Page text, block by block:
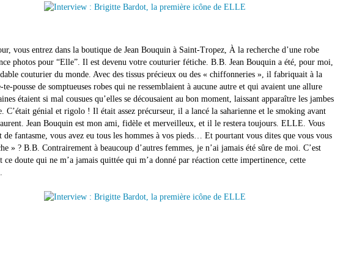
vous entrez dans la boutique de Jean Bouquin à Saint-Tropez, À la recherche d’une robe
photos pour “Elle”. Il est devenu votre couturier fétiche. B.B. Jean Bouquin a été, pour moi,
couturier du monde. Avec des tissus précieux ou des « chiffonneries », il fabriquait à la
pousse de somptueuses robes qui ne ressemblaient à aucune autre et qui avaient une allure
étaient si mal cousues qu’elles se décousaient au bon moment, laissant apparaître les jambes
C’était génial et rigolo ! Il était assez précurseur, il a lancé la saharienne et le smoking avant
Jean Bouquin est mon ami, fidèle et merveilleux, et il le restera toujours. ELLE. Vous
de fantasme, vous avez eu tous les hommes à vos pieds… Et pourtant vous dites que vous vous
» ? B.B. Contrairement à beaucoup d’autres femmes, je n’ai jamais été sûre de moi. C’est
ce doute qui ne m’a jamais quittée qui m’a donné par réaction cette impertinence, cette